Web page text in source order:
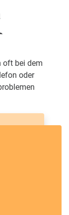
oft bei dem
oder